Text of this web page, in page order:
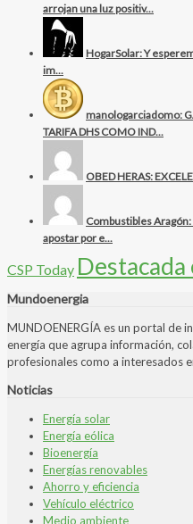
arrojan una luz positiv...
HogarSolar: Y
im...
manologarciadomo:
TARIFA DHS COMO IND...
OBED HERAS:
Combustibles
apostar por e...
CSP Today
Mundoenergia
MUNDOENERGÍA es un portal de
energía que agrupa información,
profesionales como a interesados
Noticias
Energía solar
Energía eólica
Bioenergía
Energías renovables
Ahorro y eficiencia
Vehículo eléctrico
Medio ambiente